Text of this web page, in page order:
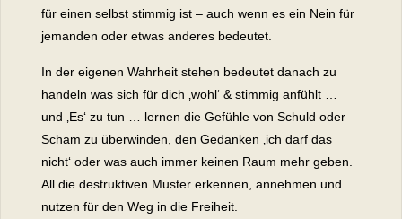
für einen selbst stimmig ist – auch wenn es ein Nein für
jemanden oder etwas anderes bedeutet.
In der eigenen Wahrheit stehen bedeutet danach zu
handeln was sich für dich ‚wohl‘ & stimmig anfühlt …
und ‚Es‘ zu tun … lernen die Gefühle von Schuld oder
Scham zu überwinden, den Gedanken ‚ich darf das
nicht‘ oder was auch immer keinen Raum mehr geben.
All die destruktiven Muster erkennen, annehmen und
nutzen für den Weg in die Freiheit.